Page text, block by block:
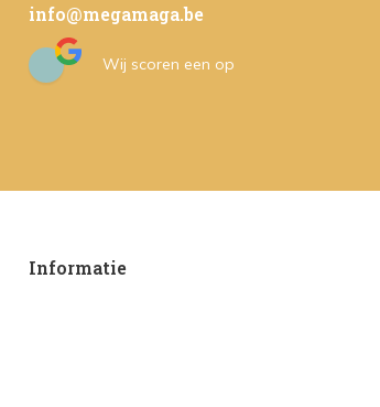
info@megamaga.be
Wij scoren een op
Informatie